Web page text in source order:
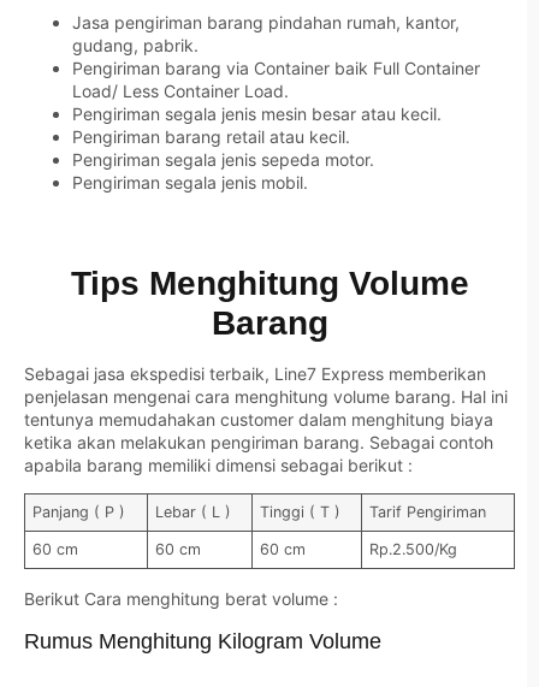
Jasa pengiriman barang pindahan rumah, kantor,
gudang, pabrik.
Pengiriman barang via Container baik Full Container
Load/ Less Container Load.
Pengiriman segala jenis mesin besar atau kecil.
Pengiriman barang retail atau kecil.
Pengiriman segala jenis sepeda motor.
Pengiriman segala jenis mobil.
Tips Menghitung Volume
Barang
Sebagai jasa ekspedisi terbaik, Line7 Express memberikan
penjelasan mengenai cara menghitung volume barang. Hal ini
tentunya memudahakan customer dalam menghitung biaya
ketika akan melakukan pengiriman barang. Sebagai contoh
apabila barang memiliki dimensi sebagai berikut :
Panjang ( P ) Lebar ( L ) Tinggi ( T ) Tarif Pengiriman
60 cm 60 cm 60 cm Rp.2.500/Kg
Berikut Cara menghitung berat volume :
Rumus Menghitung Kilogram Volume